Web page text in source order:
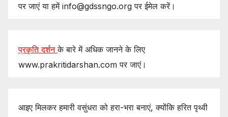
पर जाएं या हमें info@gdssngo.org पर ईमेल करें।
प्रकृति दर्शनके बारे में अधिक जानने के लिए
www.prakritidarshan.com पर जाएं।
आइए मिलकर हमारी वसुंधरा को हरा-भरा बनाएं, क्योंकि हरित पृथ्वी